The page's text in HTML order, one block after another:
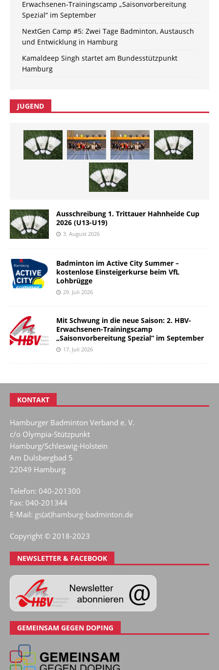
Erwachsenen-Trainingscamp „Saisonvorbereitung
Spezial“ im September
NextGen Camp #5: Zwei Tage Badminton, Austausch
und Entwicklung in Hamburg
Kamaldeep Singh startet am Bundesstützpunkt
Hamburg
JUGEND
Ausschreibung 1. Trittauer Hahnheide Cup
2026 (U13-U19)
3. August 2026
Badminton im Active City Summer –
kostenlose Einsteigerkurse beim VfL
Lohbrügge
29. Juli 2026
Mit Schwung in die neue Saison: 2. HBV-
Erwachsenen-Trainingscamp
„Saisonvorbereitung Spezial“ im September
17. Juli 2026
KONTAKT
Hamburger Badminton Verband e. V.
c/o Olympia-Stützpunkt
Hamburg/Schleswig-Holstein
Am Dulsbergbad 5
22049 Hamburg
Telefon: 040-201300
Fax: 040-201344
E-Mail: gs(at)hamburg-badminton.de
Copyright © 2018-2023
NEWSLETTER & FACEBOOK
GEMEINSAM GEGEN DOPING